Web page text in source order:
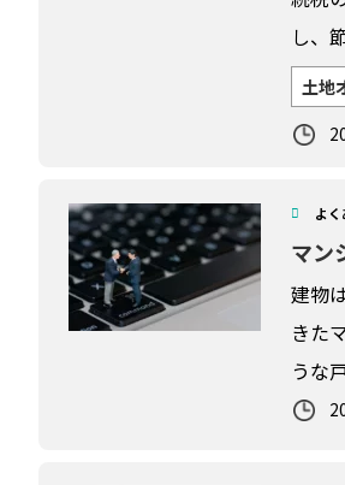
し、
土地
よ
マン
建物
きた
うな